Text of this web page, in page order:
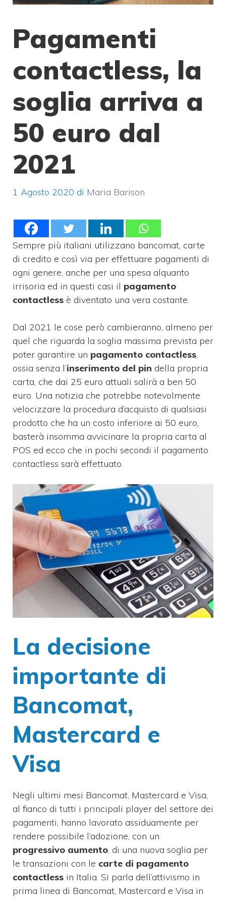
Pagamenti
contactless, la
soglia arriva a
50 euro dal
2021
1 Agosto 2020 di Maria Barison
Sempre più italiani utilizzano bancomat, carte
di credito e così via per effettuare pagamenti di
ogni genere, anche per una spesa alquanto
irrisoria ed in questi casi il pagamento
contactless è diventato una vera costante.
Dal 2021 le cose però cambieranno, almeno per
quel che riguarda la soglia massima prevista per
poter garantire un pagamento contactless
ossia senza l’inserimento del pin della propria
carta, che dai 25 euro attuali salirà a ben 50
euro. Una notizia che potrebbe notevolmente
velocizzare la procedura d’acquisto di qualsiasi
prodotto che ha un costo inferiore ai 50 euro,
basterà insomma avvicinare la propria carta al
POS ed ecco che in pochi secondi il pagamento
contactless sarà effettuato.
La decisione
importante di
Bancomat,
Mastercard e
Visa
Negli ultimi mesi Bancomat, Mastercard e Visa,
al fianco di tutti i principali player del settore dei
pagamenti, hanno lavorato assiduamente per
rendere possibile l’adozione, con un
progressivo aumento, di una nuova soglia per
le transazioni con le carte di pagamento
contactless in Italia. Si parla dell’attivismo in
prima linea di Bancomat, Mastercard e Visa in